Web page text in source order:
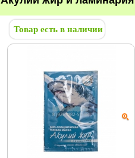
Товар есть в наличии